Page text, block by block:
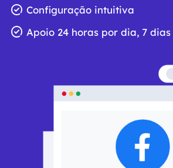
Configuração intuitiva
Apoio 24 horas por dia, 7